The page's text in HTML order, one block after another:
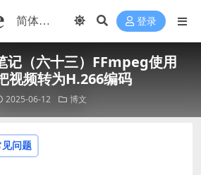
登录
记（六十三）FFmpeg使用
视频转为H.266编码
2025-06-12 博文
问题